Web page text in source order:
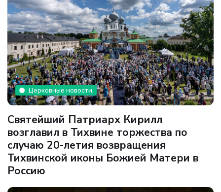
Церковные новости
Святейший Патриарх Кирилл
возглавил в Тихвине торжества по
случаю 20-летия возвращения
Тихвинской иконы Божией Матери в
Россию